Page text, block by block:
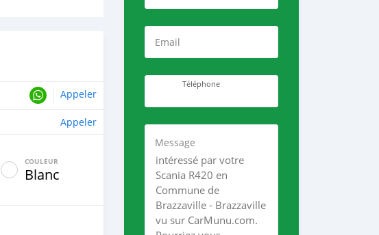
Appeler
Appeler
COULEUR
Blanc
Email
Téléphone
Message